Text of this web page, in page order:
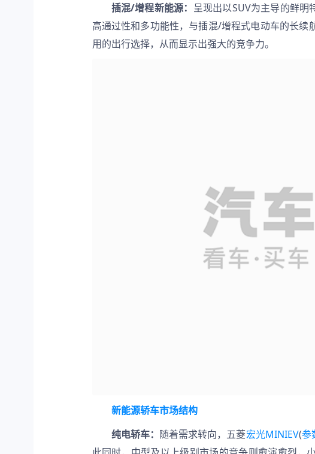
插混/增程新能源： 呈现出以SUV为主导的鲜明
高通过性和多功能性，与插混/增程式电动车的长
用的出行选择，从而显示出强大的竞争力。
新能源轿车市场结构
纯电轿车： 随着需求转向，五菱宏光MINIEV(参